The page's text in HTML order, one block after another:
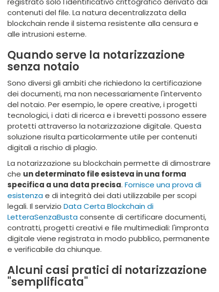
contenuti del file. La natura decentralizzata della
blockchain rende il sistema resistente alla censura e
alle intrusioni esterne.
Quando serve la notarizzazione
senza notaio
Sono diversi gli ambiti che richiedono la certificazione
dei documenti, ma non necessariamente l'intervento
del notaio. Per esempio, le opere creative, i progetti
tecnologici, i dati di ricerca e i brevetti possono essere
protetti attraverso la notarizzazione digitale. Questa
soluzione risulta particolarmente utile per contenuti
digitali a rischio di plagio.
La notarizzazione su blockchain permette di dimostrare
che un determinato file esisteva in una forma
specifica a una data precisa. Fornisce una prova di
esistenzae di integrità dei dati utilizzabile per scopi
legali. Il servizio Data Certa Blockchain di
LetteraSenzaBustaconsente di certificare documenti,
contratti, progetti creativi e file multimediali: l'impronta
digitale viene registrata in modo pubblico, permanente
e verificabile da chiunque.
Alcuni casi pratici di notarizzazione
"semplificata"